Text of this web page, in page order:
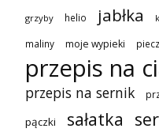
grzyby helio jabłka
maliny moje wypieki
przepis na
przepis na sernik
pączki sałatka